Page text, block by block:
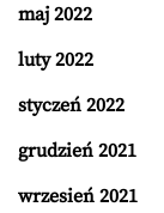
maj 2022
luty 2022
styczeń 2022
grudzień 2021
wrzesień 2021